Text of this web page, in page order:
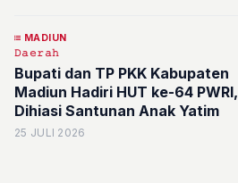
MADIUN
𝙳𝚊𝚎𝚛𝚊𝚑
Bupati dan TP PKK Kabupaten
Madiun Hadiri HUT ke-64 PWRI,
Dihiasi Santunan Anak Yatim
25 JULI 2026